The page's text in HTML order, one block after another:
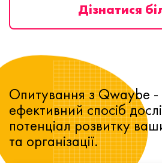
Дізнатися
Опитування з Qwaybe -
ефективний спосіб
потенціал розвитку
та організації.